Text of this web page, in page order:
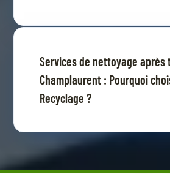
Services de nettoyage après
Champlaurent : Pourquoi
Recyclage ?